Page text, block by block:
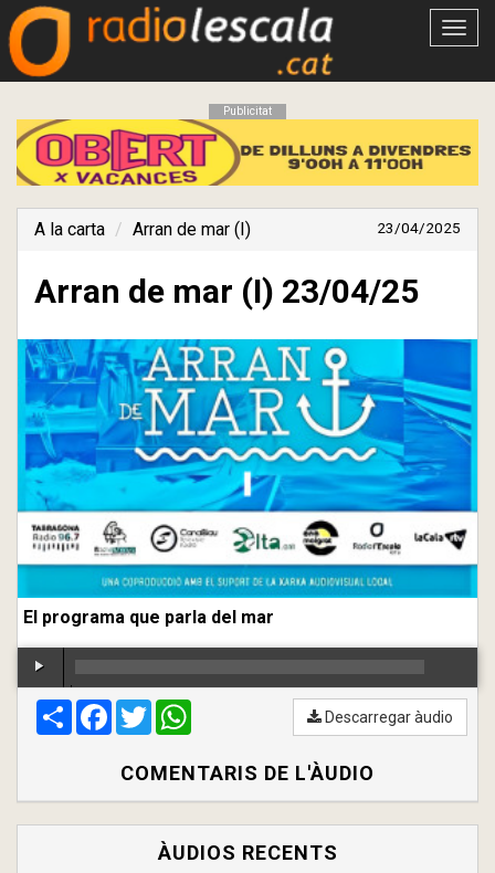
Obrir
Publicitat
A la carta Arran de mar (I) 23/04/2025
Arran de mar (I) 23/04/25
El programa que parla del mar
00:00/ 00:00
CompartirFacebook
Twitter Descarregar àudio
COMENTARIS DE L'ÀUDIO
ÀUDIOS RECENTS